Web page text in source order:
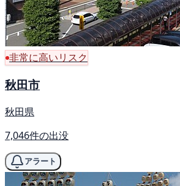
非常に高いリスク
秋田市
秋田県
7,046件の出没
アラート